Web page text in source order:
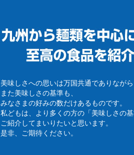
美味しさへの思いは万国共通でありながら
また美味しさの基準も、
みなさまの好みの数だけあるものです。
私どもは、より多くの方の「美味しさの
ご紹介してまいりたいと思います。
是非、ご期待ください。